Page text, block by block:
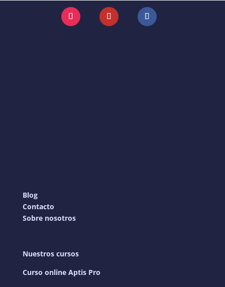
Instagram YouTube Facebook
Blog
Contacto
Sobre nosotros
Nuestros cursos
Curso online Aptis Pro